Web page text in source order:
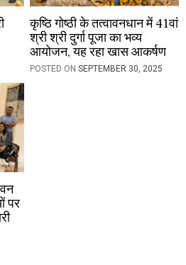
कृष्ठि गोष्ठी के तत्वावनधान में 41वां
श्री श्री दुर्गा पूजा का भव्य
आयोजन, यह रहा खास आकर्षण
POSTED ONSEPTEMBER 30, 2025
पर